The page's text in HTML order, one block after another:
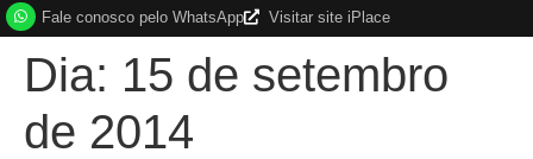
Fale conosco pelo WhatsApp Visitar site iPlace
Dia: 15 de setembro
de 2014